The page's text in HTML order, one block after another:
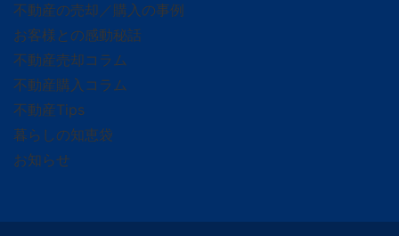
不動産の売却／購入の事例
お客様との感動秘話
不動産売却コラム
不動産購入コラム
不動産Tips
暮らしの知恵袋
お知らせ